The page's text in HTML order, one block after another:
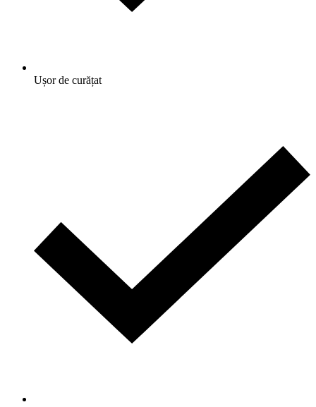
Ușor de curățat